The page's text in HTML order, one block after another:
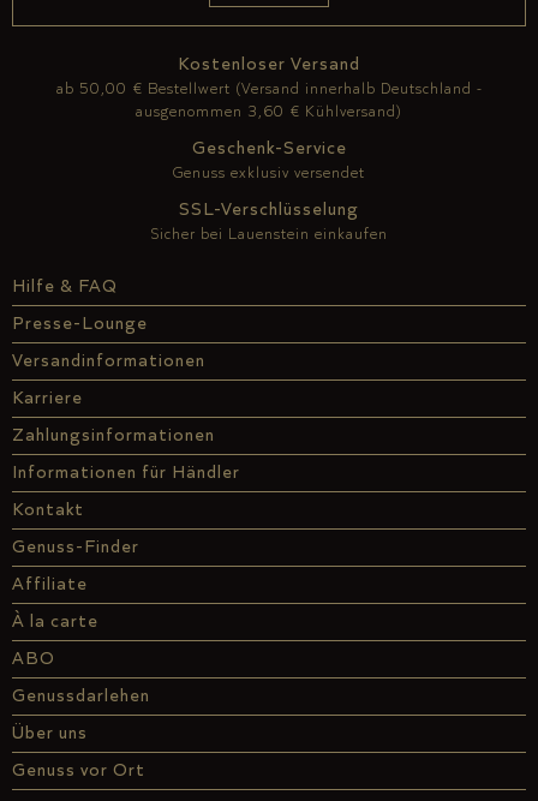
Hilfe & FAQ
Presse-Lounge
Versandinformationen
Karriere
Zahlungsinformationen
Informationen für Händler
Kontakt
Genuss-Finder
Affiliate
À la carte
ABO
Genussdarlehen
Über uns
Genuss vor Ort
Kostenloser Versand
ab 50,00 € Bestellwert (Versand innerhalb Deutschland -
ausgenommen 3,60 € Kühlversand)
Geschenk-Service
Genuss exklusiv versendet
SSL-Verschlüsselung
Sicher bei Lauenstein einkaufen